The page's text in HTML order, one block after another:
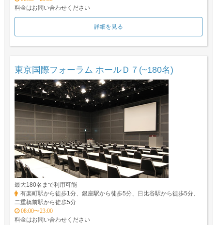
料金はお問い合わせください
詳細を見る
東京国際フォーラム ホールＤ７(~180名)
最大180名まで利用可能
有楽町駅から徒歩1分、銀座駅から徒歩5分、日比谷駅から徒歩5分、
二重橋前駅から徒歩5分
08:00〜23:00
料金はお問い合わせください